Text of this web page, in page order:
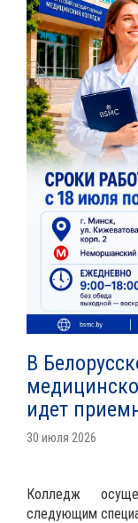
В Белорусском государственном
идет
30 июля 2026
Колледж
следующим